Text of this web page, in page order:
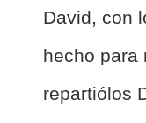
David, con
hecho para
repartiólos